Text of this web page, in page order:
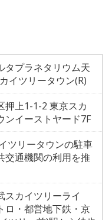
タプラネタリウム天
イツリータウン(R)
押上1-1-2 東京スカ
ンイーストヤード7F
ツリータウンの駐車
交通機関の利用を推
スカイツリーライ
ロ・都営地下鉄・京